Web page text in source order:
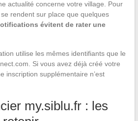
actualité concerne votre village. Pour
rendent sur place que quelques
évitent de rater une
utilise les mêmes identifiants que le
Si vous avez déjà créé votre
inscription supplémentaire n’est
my.siblu.fr : les